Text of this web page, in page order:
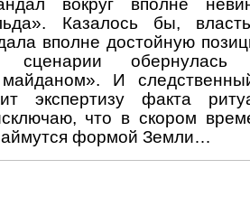
вокруг вполне
Казалось бы,
вполне достойную
сценарии
И
экспертизу факта
что в скором
формой Земли…